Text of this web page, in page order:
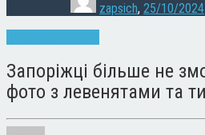
zapsich, 25/10/2024
Запоріжці більше не
фото з левенятами та